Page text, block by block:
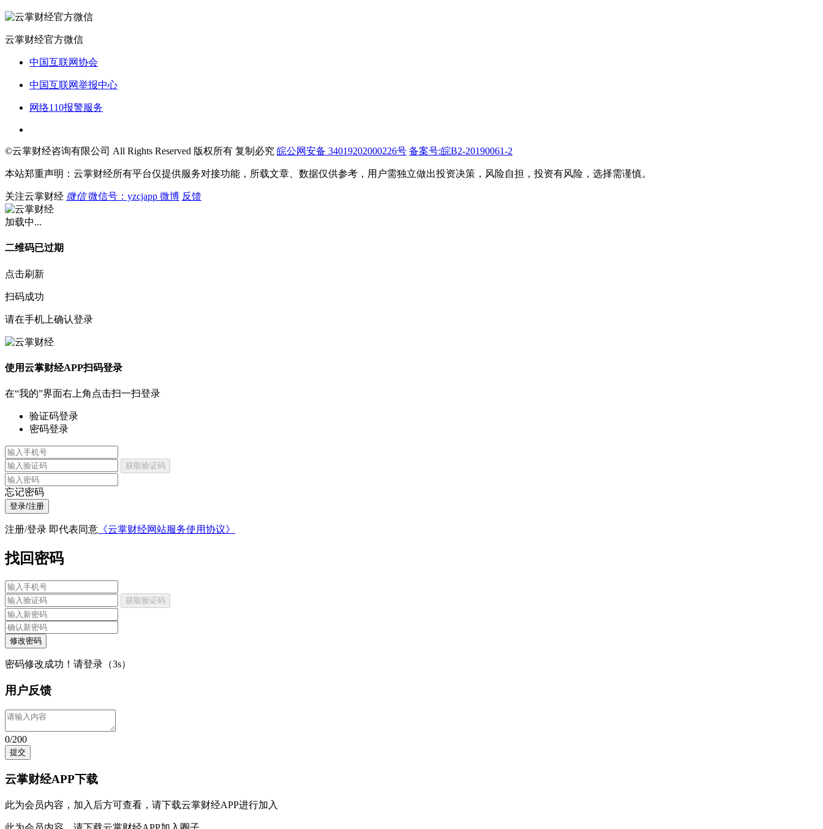
云掌财经官方微信
中国互联网协会
中国互联网举报中心
网络110报警服务
©云掌财经咨询有限公司 All Rights Reserved 版权所有 复制必究 皖公网安备 34019202000226号 备案号:皖B2-20190061-2
本站郑重声明：云掌财经所有平台仅提供服务对接功能，所载文章、数据仅供参考，用户需独立做出投资决策，风险自担，投资有风险，选择需谨慎。
关注云掌财经 微信 微信号：yzcjapp 微博 反馈
加载中...
二维码已过期
点击刷新
扫码成功
请在手机上确认登录
使用云掌财经APP扫码登录
在“我的”界面右上角点击扫一扫登录
验证码登录
密码登录
获取验证码
忘记密码
登录/注册
注册/登录 即代表同意 《云掌财经网站服务使用协议》
找回密码
获取验证码
修改密码
密码修改成功！请登录（3s）
用户反馈
0/200
提交
云掌财经APP下载
此为会员内容，加入后方可查看，请下载云掌财经APP进行加入